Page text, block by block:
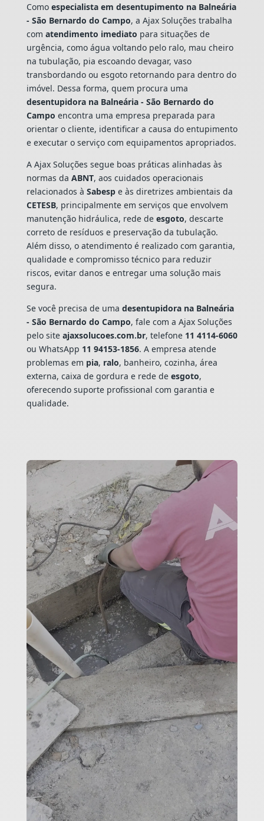
Como especialista em desentupimento na Balneária
- São Bernardo do Campo, a Ajax Soluções trabalha
com atendimento imediato para situações de
urgência, como água voltando pelo ralo, mau cheiro
na tubulação, pia escoando devagar, vaso
transbordando ou esgoto retornando para dentro do
imóvel. Dessa forma, quem procura uma
desentupidora na Balneária - São Bernardo do
Campo encontra uma empresa preparada para
orientar o cliente, identificar a causa do entupimento
e executar o serviço com equipamentos apropriados.
A Ajax Soluções segue boas práticas alinhadas às
normas da ABNT, aos cuidados operacionais
relacionados à Sabespe às diretrizes ambientais da
CETESB, principalmente em serviços que envolvem
manutenção hidráulica, rede de esgoto, descarte
correto de resíduos e preservação da tubulação.
Além disso, o atendimento é realizado com garantia,
qualidade e compromisso técnico para reduzir
riscos, evitar danos e entregar uma solução mais
segura.
Se você precisa de uma desentupidora na Balneária
- São Bernardo do Campo, fale com a Ajax Soluções
pelo site ajaxsolucoes.com.br, telefone 11 4114-6060
ou WhatsApp 11 94153-1856. A empresa atende
problemas em pia, ralo, banheiro, cozinha, área
externa, caixa de gordura e rede de esgoto,
oferecendo suporte profissional com garantia e
qualidade.